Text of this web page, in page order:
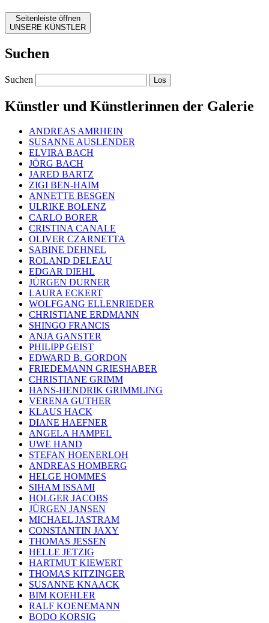
Seitenleiste öffnen
UNSERE KÜNSTLER
Suchen
Suchen
Künstler und Künstlerinnen der Galerie
ANDREAS AMRHEIN
SUSANNE AUSLENDER
ELVIRA BACH
JÖRG BACH
JARED BARTZ
ZIGI BEN-HAIM
ANNETTE BESGEN
ULRIKE BOLENZ
CARLO BORER
CRISTINA CANALE
OLIVER CZARNETTA
SABINE DEHNEL
ROLAND DELEAU
EDGAR DIEHL
JÜRGEN DURNER
LAURA ECKERT
WOLFGANG ELLENRIEDER
CHRISTIANE ERDMANN
SHINGO FRANCIS
ANJA GANSTER
PHILIPP GEIST
EDWARD B. GORDON
FRIEDEMANN GRIESHABER
CHRISTIANE GRIMM
HANS-HENDRIK GRIMMLING
VERENA GUTHER
KLAUS HACK
DIANE HAEFNER
ANGELA HAMPEL
UWE HAND
STEFAN HOENERLOH
ANDREAS HOMBERG
HELGE HOMMES
SIHAM ISSAMI
HOLGER JACOBS
JÜRGEN JANSEN
MICHAEL JASTRAM
CONSTANTIN JAXY
THOMAS JESSEN
HELLE JETZIG
HARTMUT KIEWERT
THOMAS KITZINGER
SUSANNE KNAACK
BIM KOEHLER
RALF KOENEMANN
BODO KORSIG